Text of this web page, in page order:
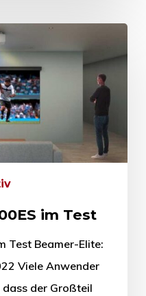
im Test
Test Beamer-Elite:
Viele Anwender
der Großteil